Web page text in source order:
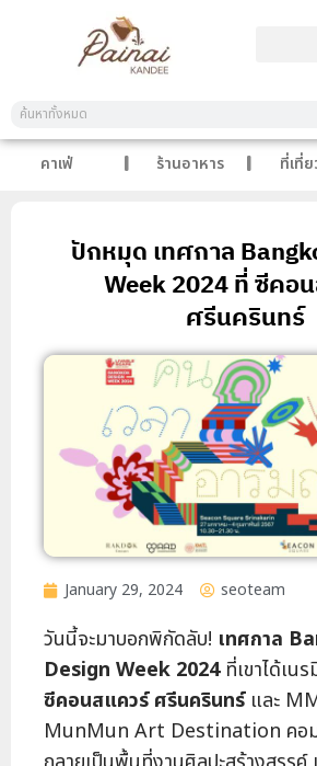
คาเฟ่ ร้านอาหาร ที่เที่ย
ปักหมุด เทศกาล
Week 2024 ที่ ซีคอ
ศรีนครินทร์
January 29, 2024 seoteam
วันนี้จะมาบอกพิกัดลับ! เทศกาล
Design Week 2024ที่เขาได้เน
ซีคอนสแควร์ ศรีนครินทร์และ
MunMun Art Destination คอ